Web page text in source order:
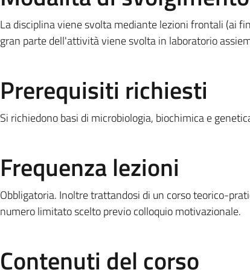
La disciplina viene svolta mediante lezioni frontali (ai
gran parte dell'attività viene svolta in laboratorio
Prerequisiti richiesti
Si richiedono basi di microbiologia, biochimica e
Frequenza lezioni
Obbligatoria. Inoltre trattandosi di un corso teorico-
numero limitato scelto previo colloquio motivazionale.
Contenuti del corso